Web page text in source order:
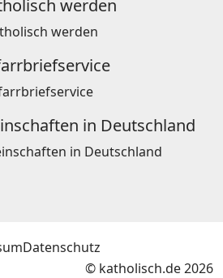
werden
in Deutschland
Datenschutz
© katholisch.de 2026